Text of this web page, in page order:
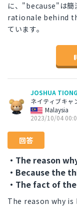
に、"because"は簡
rationale behind
ています。
JOSHUA
ネイティブキャ
Malaysia
2023/10/04
回答
・The reason
・Because the
・The fact of
The reason why